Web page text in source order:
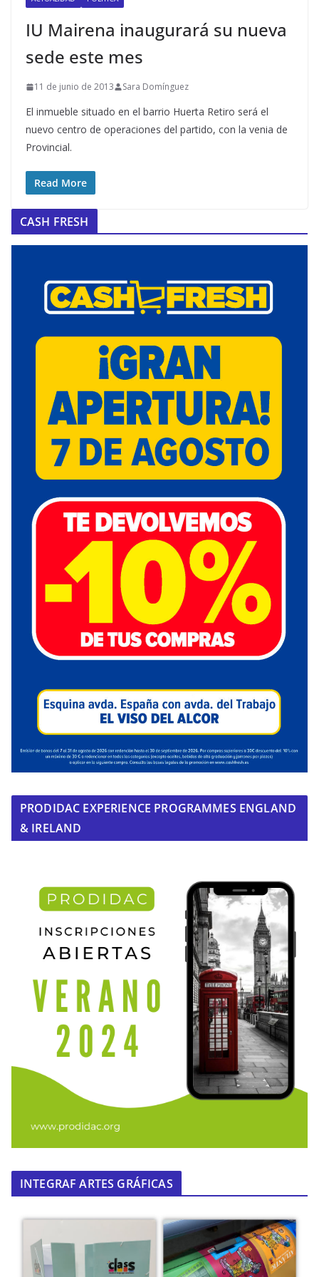
IU Mairena inaugurará su nueva
sede este mes
11 de junio de 2013 Sara Domínguez
El inmueble situado en el barrio Huerta Retiro será el
nuevo centro de operaciones del partido, con la venia de
Provincial.
Read More
CASH FRESH
PRODIDAC EXPERIENCE PROGRAMMES ENGLAND
& IRELAND
INTEGRAF ARTES GRÁFICAS